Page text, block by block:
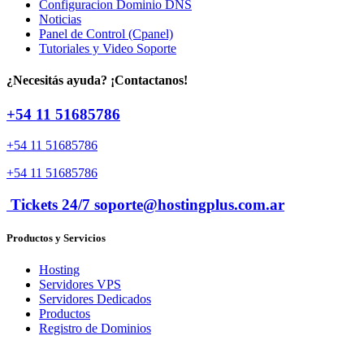
Configuracion Dominio DNS
Noticias
Panel de Control (Cpanel)
Tutoriales y Video Soporte
¿Necesitás ayuda? ¡Contactanos!
+54 11 51685786
+54 11 51685786
+54 11 51685786
Tickets 24/7 soporte@hostingplus.com.ar
Productos y Servicios
Hosting
Servidores VPS
Servidores Dedicados
Productos
Registro de Dominios